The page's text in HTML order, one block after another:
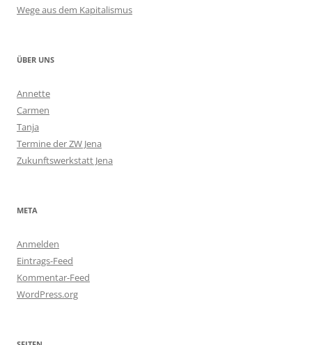
Wege aus dem Kapitalismus
ÜBER UNS
Annette
Carmen
Tanja
Termine der ZW Jena
Zukunftswerkstatt Jena
META
Anmelden
Eintrags-Feed
Kommentar-Feed
WordPress.org